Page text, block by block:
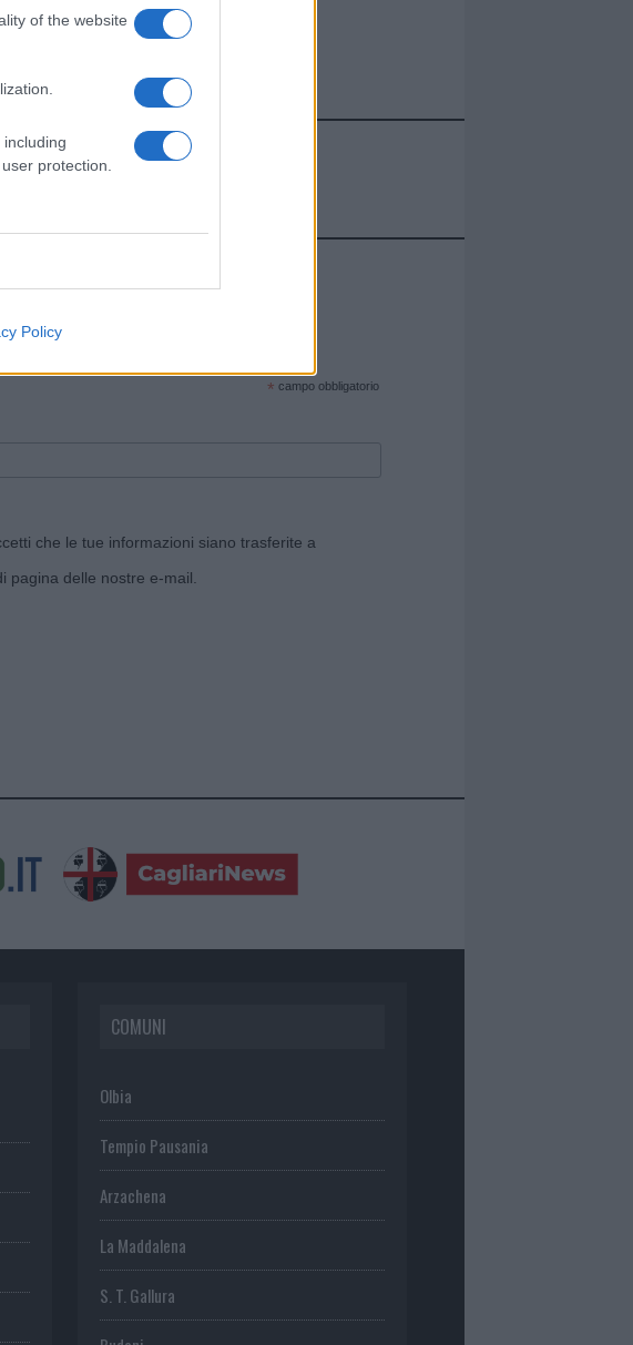
of the website
protection.
Policy
|Segnala
notizie pubblicate sul sito web!
* campo obbligatorio
che le tue informazioni siano trasferite a
pagina delle nostre e-mail.
COMUNI
Olbia
Tempio Pausania
Arzachena
La Maddalena
S. T. Gallura